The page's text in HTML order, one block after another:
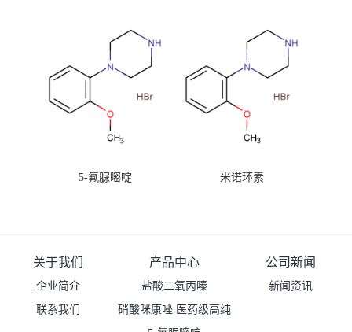
5-氟脲嘧啶 米诺环素
关于我们
企业简介
联系我们
产品中心
盐酸二氧丙嗪
硝酸咪康唑 医药级高纯
公司新闻
新闻资讯